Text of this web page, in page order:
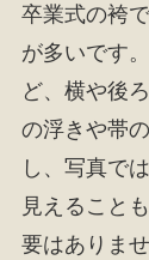
卒業式の袴
が多いです
ど、横や後
の浮きや帯
し、写真で
見えること
要はありませ